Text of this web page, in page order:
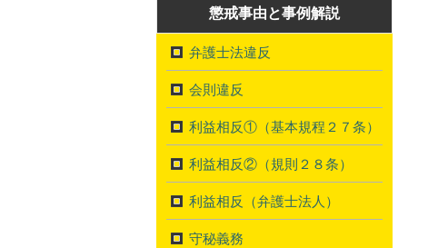
懲戒事由と事例解説
弁護士法違反
会則違反
利益相反①（基本規程２７条）
利益相反②（規則２８条）
利益相反（弁護士法人）
守秘義務